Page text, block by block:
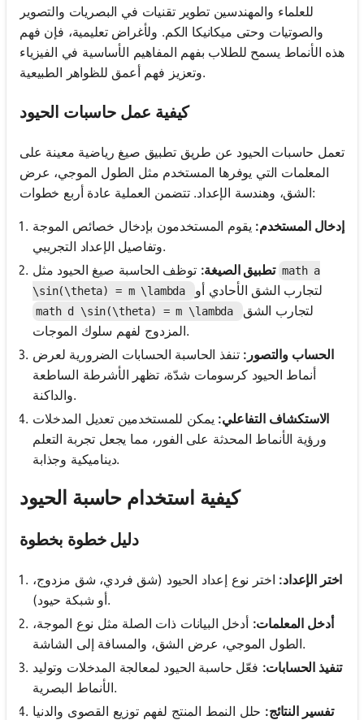
للعلماء والمهندسين تطوير تقنيات في البصريات والتصوير
والصوتيات وحتى ميكانيكا الكم. ولأغراض تعليمية، فإن فهم
هذه الأنماط يسمح للطلاب بفهم المفاهيم الأساسية في الفيزياء
وتعزيز فهم أعمق للظواهر الطبيعية.
كيفية عمل حاسبات الحيود
تعمل حاسبات الحيود عن طريق تطبيق صيغ رياضية معينة على
المعلمات التي يوفرها المستخدم مثل الطول الموجي، عرض
الشق، وهندسة الإعداد. تتضمن العملية عادة أربع خطوات:
إدخال المستخدم: يقوم المستخدمون بإدخال خصائص الموجة
وتفاصيل الإعداد التجريبي.
تطبيق الصيغة:توظف الحاسبة صيغ الحيود مثل math a
\sin(\theta) = m \lambda
لتجارب الشق الأحادي أو
math d \sin(\theta) = m \lambda
لتجارب الشق
المزدوج لفهم سلوك الموجات.
الحساب والتصور: تنفذ الحاسبة الحسابات الضرورية لعرض
أنماط الحيود كرسومات شدّة، تظهر الأشرطة الساطعة
والداكنة.
الاستكشاف التفاعلي: يمكن للمستخدمين تعديل المدخلات
ورؤية الأنماط المحدثة على الفور، مما يجعل تجربة التعلم
ديناميكية وجذابة.
كيفية استخدام حاسبة الحيود
دليل خطوة بخطوة
اختر الإعداد: اختر نوع إعداد الحيود (شق فردي، شق مزدوج،
أو شبكة حيود).
أدخل المعلمات: أدخل البيانات ذات الصلة مثل نوع الموجة،
الطول الموجي، عرض الشق، والمسافة إلى الشاشة.
تنفيذ الحسابات: فعّل حاسبة الحيود لمعالجة المدخلات وتوليد
الأنماط البصرية.
تفسير النتائج: حلل النمط المنتج لفهم توزيع القصوى والدنيا